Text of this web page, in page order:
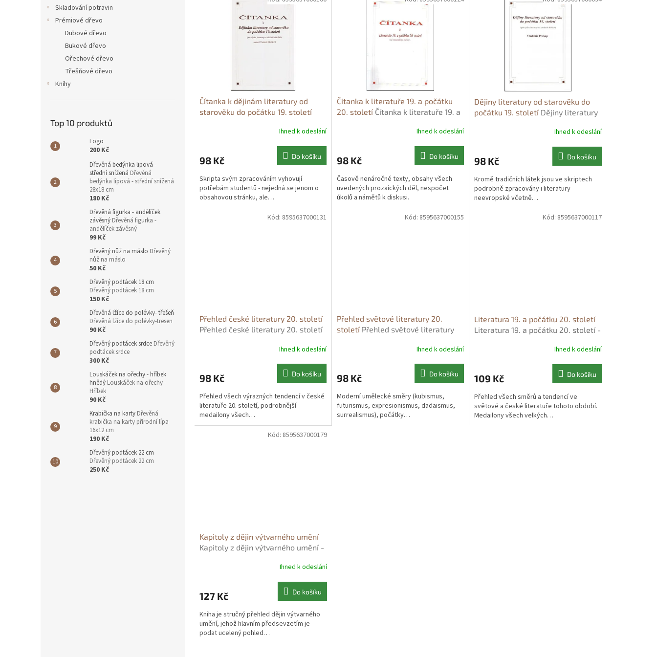
Skladování potravin
Prémiové dřevo
Dubové dřevo
Bukové dřevo
Ořechové dřevo
Třešňové dřevo
Knihy
Top 10 produktů
Logo
200 Kč
Dřevěná bedýnka lipová -
střední snížená Dřevěná
bedýnka lipová - střední snížená
28x18 cm
180 Kč
Dřevěná figurka - andělíček
závěsný Dřevěná figurka -
andělíček závěsný
99 Kč
Dřevěný nůž na máslo Dřevěný
nůž na máslo
50 Kč
Dřevěný podtácek 18 cm
Dřevěný podtácek 18 cm
150 Kč
Dřevěná lžíce do polévky- třešeň
Dřevěná lžíce do polévky-tresen
90 Kč
Dřevěný podtácek srdce Dřevěný
podtácek srdce
300 Kč
Louskáček na ořechy - hříbek
hnědý Louskáček na ořechy -
Hříbek
90 Kč
Krabička na karty Dřevěná
krabička na karty přírodní lípa
16x12 cm
190 Kč
Dřevěný podtácek 22 cm
Dřevěný podtácek 22 cm
250 Kč
Čítanka k dějinám literatury od
starověku do počátku 19. století
starověku do počátku 19. století -
Ihned k odeslání
98 Kč Do košíku
Skripta svým zpracováním vyhovují
potřebám studentů - nejedná se jenom o
obsahovou stránku, ale…
Čítanka k literatuře 19. a počátku
20. století Čítanka k literatuře 19. a
Ihned k odeslání
98 Kč Do košíku
Časově nenáročné texty, obsahy všech
uvedených prozaických děl, nespočet
úkolů a námětů k diskusi.
Dějiny literatury od starověku do
počátku 19. století Dějiny literatury
Ihned k odeslání
98 Kč Do košíku
Kromě tradičních látek jsou ve skriptech
podrobně zpracovány i literatury
neevropské včetně…
Přehled české literatury 20. století
Přehled české literatury 20. století
Ihned k odeslání
98 Kč Do košíku
Přehled všech výrazných tendencí v české
literatuře 20. století, podrobnější
medailony všech…
Kód: 8595637000131
Přehled světové literatury 20.
století Přehled světové literatury
Ihned k odeslání
98 Kč Do košíku
Moderní umělecké směry (kubismus,
futurismus, expresionismus, dadaismus,
surrealismus), počátky…
Kód: 8595637000155
Literatura 19. a počátku 20. století
Literatura 19. a počátku 20. století -
Ihned k odeslání
109 Kč Do košíku
Přehled všech směrů a tendencí ve
světové a české literatuře tohoto období.
Medailony všech velkých…
Kód: 8595637000117
Kapitoly z dějin výtvarného umění
Kapitoly z dějin výtvarného umění -
Ihned k odeslání
127 Kč Do košíku
Kniha je stručný přehled dějin výtvarného
umění, jehož hlavním předsevzetím je
podat ucelený pohled…
Kód: 8595637000179